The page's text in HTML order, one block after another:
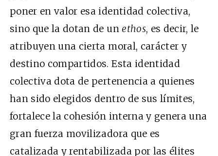
poner en valor esa identidad colectiva,
sino que la dotan de unethos, es decir, le
atribuyen una cierta moral, carácter y
destino compartidos. Esta identidad
colectiva dota de pertenencia a quienes
han sido elegidos dentro de sus límites,
fortalece la cohesión interna y genera una
gran fuerza movilizadora que es
catalizada y rentabilizada por las élites